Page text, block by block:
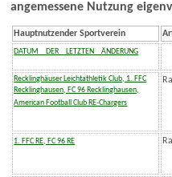
angemessene Nutzung
Hauptnutzender Sportverein
DATUM _ DER _ LETZTEN _ ÄNDERUNG
Recklinghäuser Leichtathletik Club, 1. FFC
Recklinghausen, FC 96 Recklinghausen,
American Football Club RE-Chargers
1. FFC RE, FC 96 RE